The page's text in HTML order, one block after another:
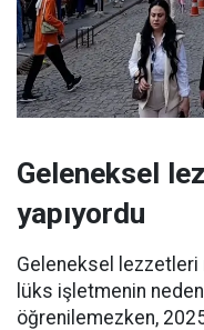
Geleneksel
yapıyordu
Geleneksel
lüks işletmenin
öğrenilemezken,